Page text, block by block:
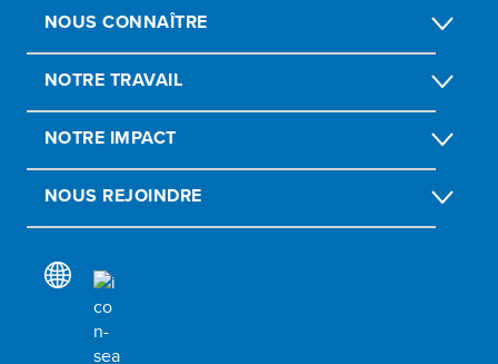
NOUS CONNAÎTRE
NOTRE TRAVAIL
NOTRE IMPACT
NOUS REJOINDRE